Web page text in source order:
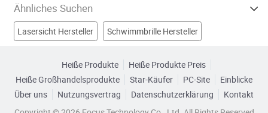
Ähnliches Suchen
Lasersicht Hersteller Schwimmbrille Hersteller
Sicherheits- und Schutzprodukte Hersteller
Heiße Produkte
Heiße Produkte Preis
Heiße Großhandelsprodukte
Star-Käufer PC-Site
Einblicke
Über uns
Nutzungsvertrag Datenschutzerklärung
Kontakt